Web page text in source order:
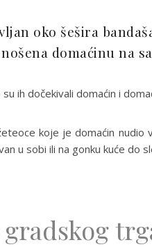
oko šešira
domaćinu na
ih dočekivali domaćin i
koje je domaćin nudio
u sobi ili na gonku kuće do
gradskog